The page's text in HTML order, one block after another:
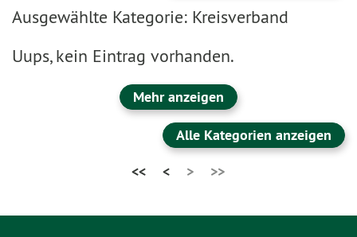
Ausgewählte Kategorie: Kreisverband
Uups, kein Eintrag vorhanden.
Mehr anzeigen
Alle Kategorien anzeigen
<<
< > >>